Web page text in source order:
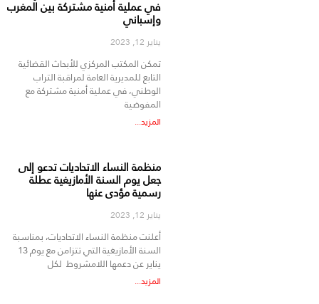
في عملية أمنية مشتركة بين المغرب
وإسباني
يناير 12, 2023
تمكن المكتب المركزي للأبحاث القضائية
التابع للمديرية العامة لمراقبة التراب
الوطني، في عملية أمنية مشتركة مع
المفوضية
المزيد...
منظمة النساء الاتحاديات تدعو إلى
جعل يوم السنة الأمازيغية عطلة
رسمية مؤدى عنها
يناير 12, 2023
أعلنت منظمة النساء الاتحاديات، بمناسبة
السنة الأمازيغية التي تتزامن مع يوم 13
يناير عن دعمها اللامشروط لكل
المزيد...